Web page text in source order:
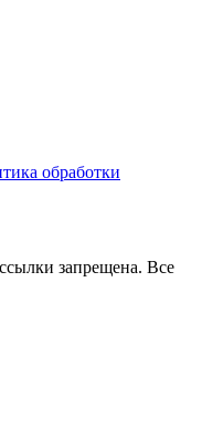
обработки
запрещена. Все